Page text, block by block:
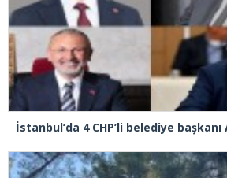
İstanbul’da 4 CHP’li belediye başkanı